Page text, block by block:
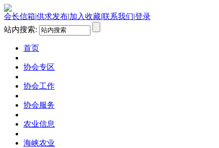
会长信箱|供求发布|加入收藏|联系我们|登录
站内搜索:
首页
协会专区
协会工作
协会服务
农业信息
海峡农业